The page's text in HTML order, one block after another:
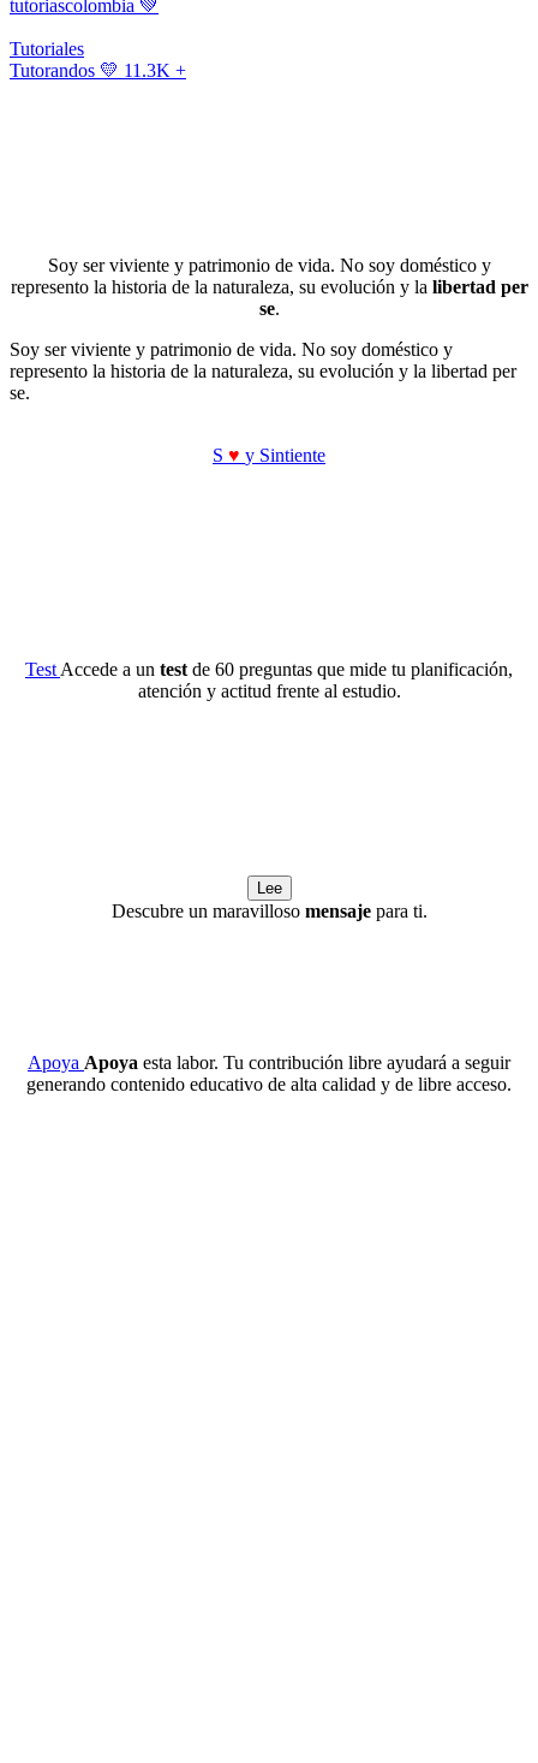
tutoriascolombia 💚
Tutoriales
Tutorandos 💛 11.3K +
Soy ser viviente y patrimonio de vida. No soy doméstico y
represento la historia de la naturaleza, su evolución y la libertad per
se.
Soy ser viviente y patrimonio de vida. No soy doméstico y
represento la historia de la naturaleza, su evolución y la libertad per
se.
S ♥ y Sintiente
Test Accede a un test de 60 preguntas que mide tu planificación,
atención y actitud frente al estudio.
Lee
Descubre un maravilloso mensajepara ti.
Apoya Apoya esta labor. Tu contribución libre ayudará a seguir
generando contenido educativo de alta calidad y de libre acceso.